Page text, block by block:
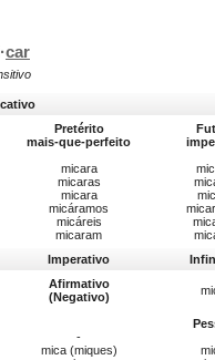
·car
Pretérito
mais-que-perfeito
micara
micaras
micara
micáramos
micáreis
micaram
Imperativo
Afirmativo
(Negativo)
-
mica (miques)